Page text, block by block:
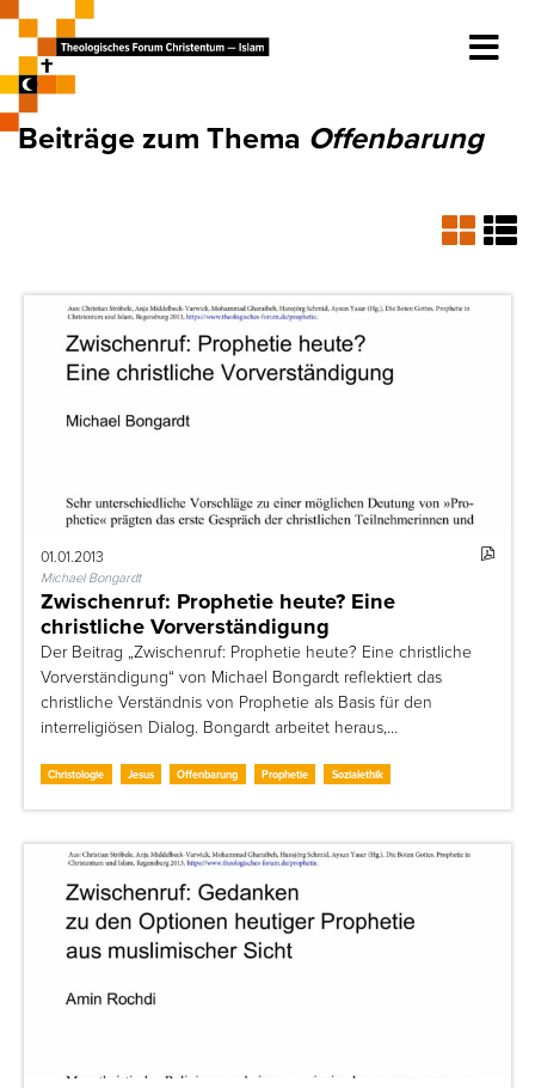
Beiträge zum Thema Offenbarung
01.01.2013
Michael Bongardt
Zwischenruf: Prophetie heute? Eine
christliche Vorverständigung
Der Beitrag „Zwischenruf: Prophetie heute? Eine christliche
Vorverständigung“ von Michael Bongardt reflektiert das
christliche Verständnis von Prophetie als Basis für den
interreligiösen Dialog. Bongardt arbeitet heraus,…
Christologie Jesus Offenbarung Prophetie Sozialethik